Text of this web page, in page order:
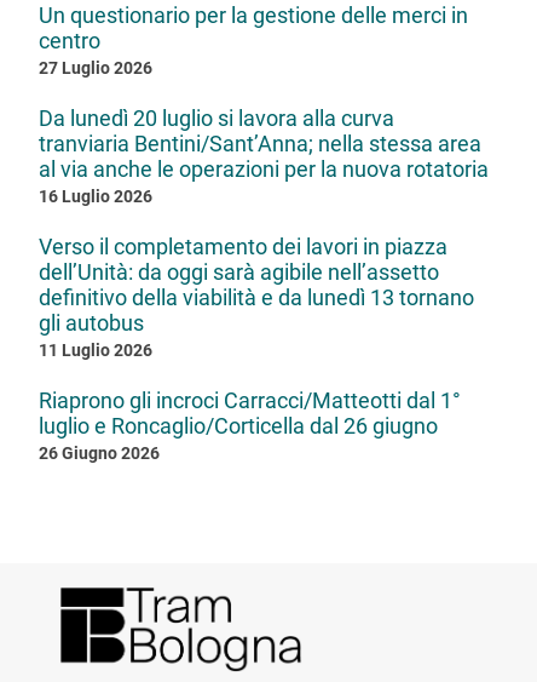
Un questionario per la gestione delle merci in
centro
27 Luglio 2026
Da lunedì 20 luglio si lavora alla curva
tranviaria Bentini/Sant’Anna; nella stessa area
al via anche le operazioni per la nuova rotatoria
16 Luglio 2026
Verso il completamento dei lavori in piazza
dell’Unità: da oggi sarà agibile nell’assetto
definitivo della viabilità e da lunedì 13 tornano
gli autobus
11 Luglio 2026
Riaprono gli incroci Carracci/Matteotti dal 1°
luglio e Roncaglio/Corticella dal 26 giugno
26 Giugno 2026